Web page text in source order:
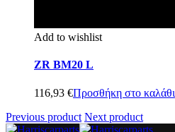
Add to wishlist
ZR BM20 L
116,93 €Προσθήκη στο καλάθι
Previous product Next product